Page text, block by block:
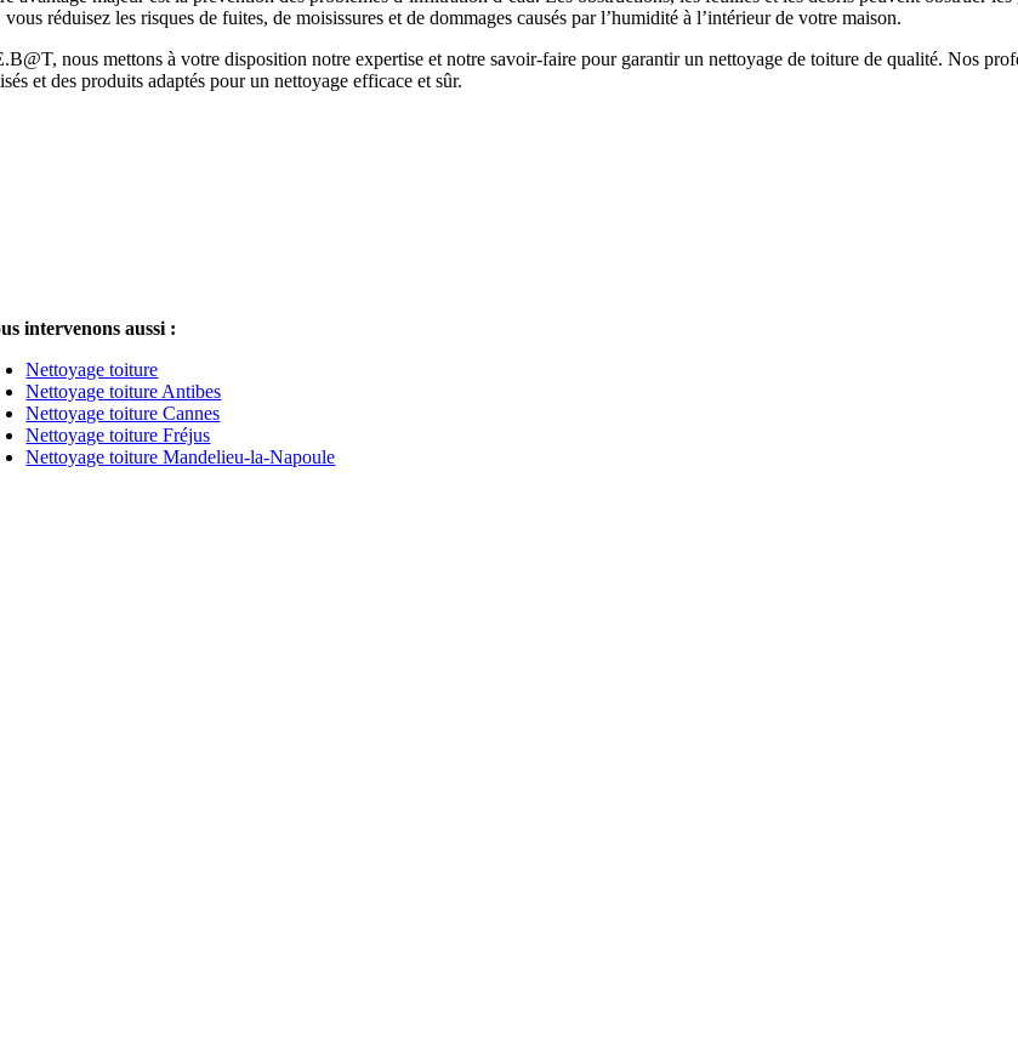
réduisez les risques de fuites, de moisissures et de dommages causés par l’humidité à l’intérieur de votre maison.
nous mettons à votre disposition notre expertise et notre savoir-faire pour garantir un nettoyage de toiture de qualité. Nos
et des produits adaptés pour un nettoyage efficace et sûr.
intervenons aussi :
Nettoyage toiture
Nettoyage toiture Antibes
Nettoyage toiture Cannes
Nettoyage toiture Fréjus
Nettoyage toiture Mandelieu-la-Napoule